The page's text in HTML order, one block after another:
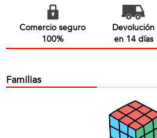
Comercio seguro
100%
Devolución
en 14 días
Familias